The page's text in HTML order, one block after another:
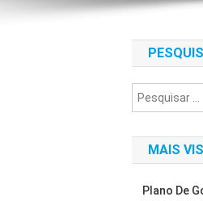
MAIS
Plano De